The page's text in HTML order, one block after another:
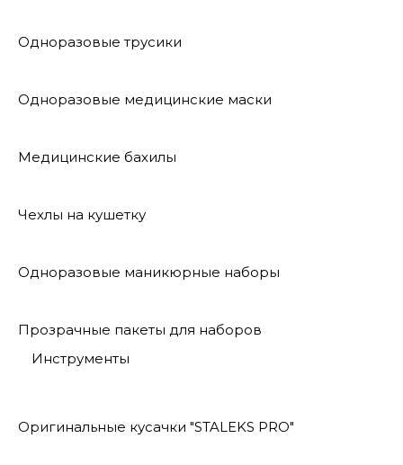
Одноразовые трусики
Одноразовые медицинские маски
Медицинские бахилы
Чехлы на кушетку
Одноразовые маникюрные наборы
Прозрачные пакеты для наборов
Инструменты
Оригинальные кусачки "STALEKS PRO"